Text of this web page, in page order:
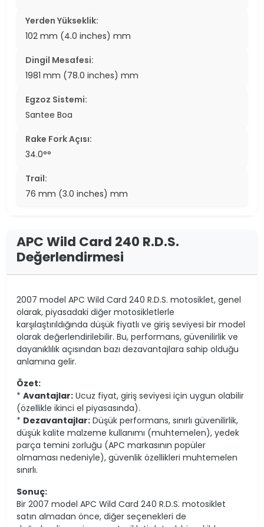
Yerden Yükseklik:
102 mm (4.0 inches) mm
Dingil Mesafesi:
1981 mm (78.0 inches) mm
Egzoz Sistemi:
Santee Boa
Rake Fork Açısı:
34.0°°
Trail:
76 mm (3.0 inches) mm
APC Wild Card 240 R.D.S.
Değerlendirmesi
2007 model APC Wild Card 240 R.D.S. motosiklet, genel
olarak, piyasadaki diğer motosikletlerle
karşılaştırıldığında düşük fiyatlı ve giriş seviyesi bir model
olarak değerlendirilebilir. Bu, performans, güvenilirlik ve
dayanıklılık açısından bazı dezavantajlara sahip olduğu
anlamına gelir.
Özet:
* Avantajlar: Ucuz fiyat, giriş seviyesi için uygun olabilir
(özellikle ikinci el piyasasında).
* Dezavantajlar: Düşük performans, sınırlı güvenilirlik,
düşük kalite malzeme kullanımı (muhtemelen), yedek
parça temini zorluğu (APC markasının popüler
olmaması nedeniyle), güvenlik özellikleri muhtemelen
sınırlı.
Sonuç:
Bir 2007 model APC Wild Card 240 R.D.S. motosiklet
satın almadan önce, diğer seçenekleri de